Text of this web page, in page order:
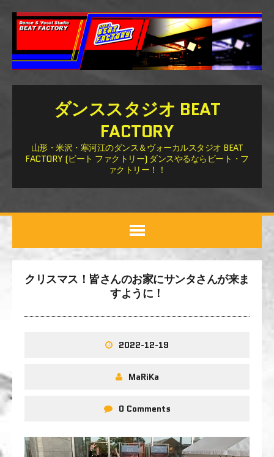
ダンススタジオ BEAT
FACTORY
山形・米沢・寒河江のダンス＆ヴォーカルスタジオ BEAT
FACTORY (ビート ファクトリー) ダンスやるならビート・フ
ァクトリー！！
クリスマス！皆さんのお家にサンタさんが来ま
すように！
2022-12-19
MaRiKa
0 Comments